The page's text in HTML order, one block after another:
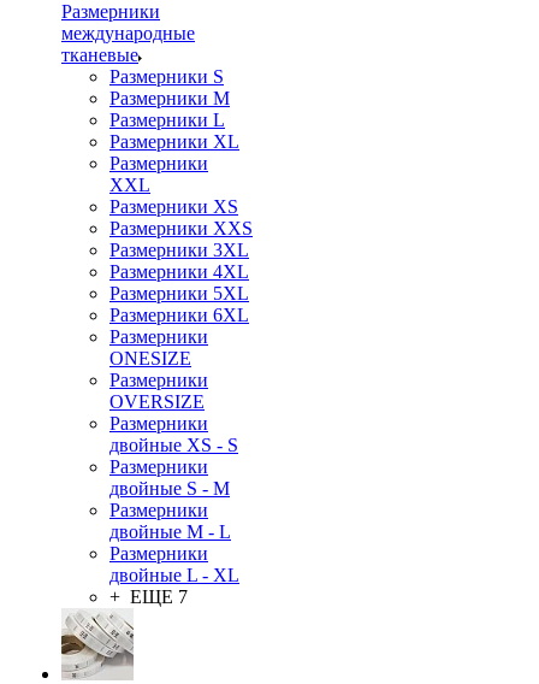
Размерники
международные
тканевые
Размерники S
Размерники M
Размерники L
Размерники XL
Размерники
XXL
Размерники XS
Размерники XXS
Размерники 3XL
Размерники 4XL
Размерники 5XL
Размерники 6XL
Размерники
ONESIZE
Размерники
OVERSIZE
Размерники
двойные XS - S
Размерники
двойные S - M
Размерники
двойные M - L
Размерники
двойные L - XL
+ ЕЩЕ 7